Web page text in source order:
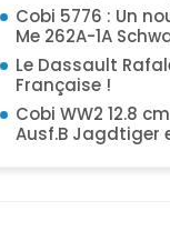
Cobi 5776 : Un
Me 262A-1A
Le Dassault
Française !
Cobi WW2 12.8
Ausf.B Jagdtiger